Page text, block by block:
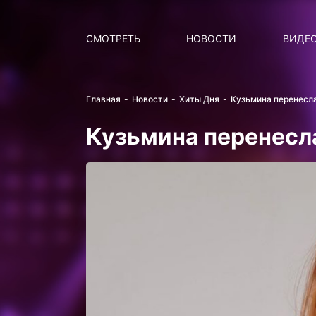
СМОТРЕТЬ НОВОСТИ
Главная Новости Хиты Дня Кузьмина
Кузьмина